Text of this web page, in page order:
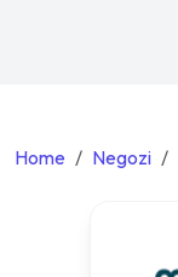
Home Negozi